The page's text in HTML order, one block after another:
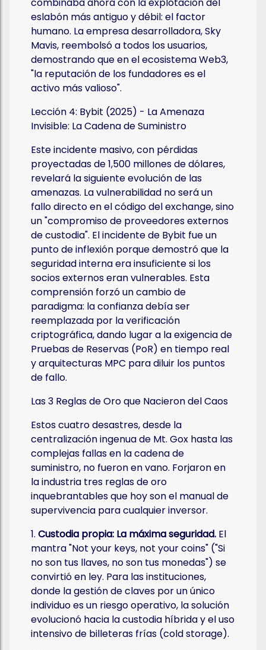
combinaba ahora con la explotación del
eslabón más antiguo y débil: el factor
humano. La empresa desarrolladora, Sky
Mavis, reembolsó a todos los usuarios,
demostrando que en el ecosistema Web3,
"la reputación de los fundadores es el
activo más valioso".
Lección 4: Bybit (2025) - La Amenaza
Invisible: La Cadena de Suministro
Este incidente masivo, con pérdidas
proyectadas de 1,500 millones de dólares,
revelará la siguiente evolución de las
amenazas. La vulnerabilidad no será un
fallo directo en el código del exchange, sino
un "compromiso de proveedores externos
de custodia". El incidente de Bybit fue un
punto de inflexión porque demostró que la
seguridad interna era insuficiente si los
socios externos eran vulnerables. Esta
comprensión forzó un cambio de
paradigma: la confianza debía ser
reemplazada por la verificación
criptográfica, dando lugar a la exigencia de
Pruebas de Reservas (PoR) en tiempo real
y arquitecturas MPC para diluir los puntos
de fallo.
Las 3 Reglas de Oro que Nacieron del Caos
Estos cuatro desastres, desde la
centralización ingenua de Mt. Gox hasta las
complejas fallas en la cadena de
suministro, no fueron en vano. Forjaron en
la industria tres reglas de oro
inquebrantables que hoy son el manual de
supervivencia para cualquier inversor.
1.Custodia propia: La máxima seguridad. El
mantra "Not your keys, not your coins" ("Si
no son tus llaves, no son tus monedas") se
convirtió en ley. Para las instituciones,
donde la gestión de claves por un único
individuo es un riesgo operativo, la solución
evolucionó hacia la custodia híbrida y el uso
intensivo de billeteras frías (cold storage).